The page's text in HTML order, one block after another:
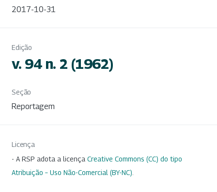
2017-10-31
Edição
v. 94 n. 2 (1962)
Seção
Reportagem
Licença
- A RSP adota a licença Creative Commons (CC) do tipo
Atribuição – Uso Não-Comercial (BY-NC)